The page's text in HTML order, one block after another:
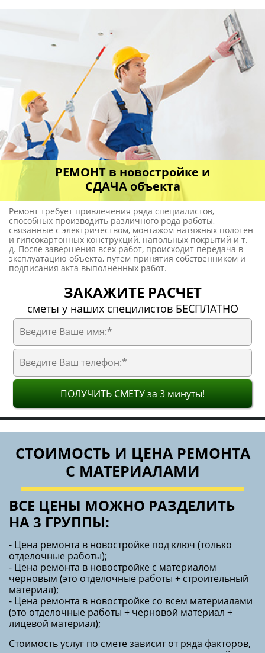
РЕМОНТ в новостройке и
СДАЧА объекта
Ремонт требует привлечения ряда специалистов,
способных производить различного рода работы,
связанные с электричеством, монтажом натяжных полотен
и гипсокартонных конструкций, напольных покрытий и т.
д. После завершения всех работ, происходит передача в
эксплуатацию объекта, путем принятия собственником и
подписания акта выполненных работ.
ЗАКАЖИТЕ РАСЧЕТ
сметы у наших специлистов БЕСПЛАТНО
ПОЛУЧИТЬ СМЕТУ за 3 минуты!
СТОИМОСТЬ И ЦЕНА РЕМОНТА
С МАТЕРИАЛАМИ
ВСЕ ЦЕНЫ МОЖНО РАЗДЕЛИТЬ
НА 3 ГРУППЫ:
- Цена ремонта в новостройке под ключ (только
отделочные работы);
- Цена ремонта в новостройке с материалом
черновым (это отделочные работы + строительный
материал);
- Цена ремонта в новостройке со всем материалами
(это отделочные работы + черновой материал +
лицевой материал);
Стоимость услуг по смете зависит от ряда факторов,